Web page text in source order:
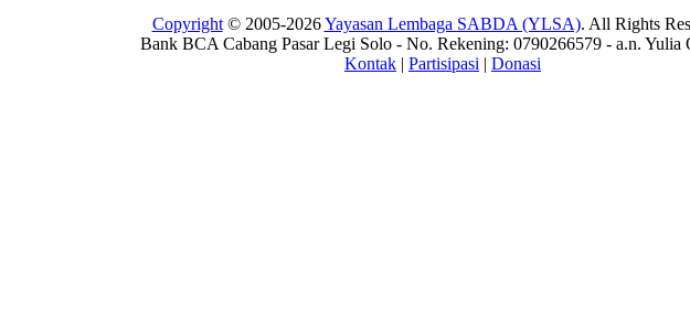
Copyright© 2005-2026Yayasan Lembaga SABDA (YLSA). All Rights
Bank BCA Cabang Pasar Legi Solo - No. Rekening: 0790266579 - a.n. Yulia
Kontak | Partisipasi | Donasi